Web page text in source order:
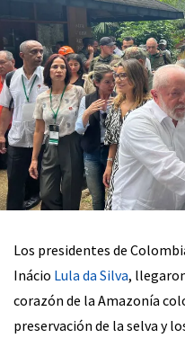
Los presidentes de
Inácio Lula da Silva,
corazón de la Amazonía
preservación de la selva y